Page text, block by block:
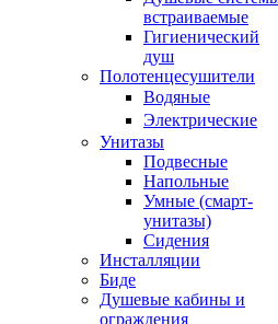
встраиваемые
Гигиенический
душ
Полотенцесушители
ㅤВодяные
ㅤЭлектрические
Унитазы
Подвесные
Напольные
Умные (смарт-
унитазы)
Сидения
Инсталляции
Биде
Душевые кабины и
ограждения